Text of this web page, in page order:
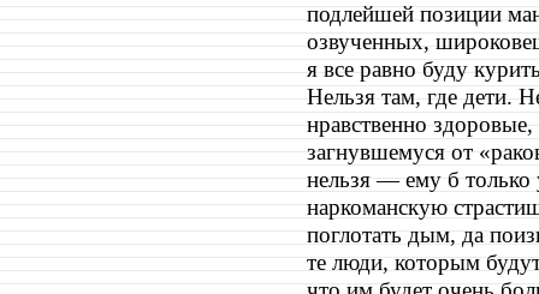
подлейшей позиции
озвученных,
я все равно буду
Нельзя там, где дети.
нравственно
загнувшемуся от
нельзя — ему б
наркоманскую
поглотать дым, да
те люди, которым